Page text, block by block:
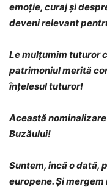
emoție, curaj și
deveni relevant
Le mulțumim tuturor
patrimoniul merită
înțelesul tuturor!
Această
Buzăului!
Suntem, încă o dată,
europene. Și